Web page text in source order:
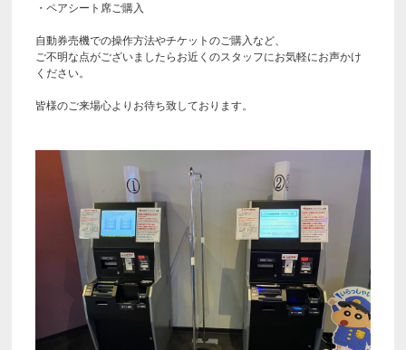
・ペアシート席ご購入
自動券売機での操作方法やチケットのご購入など、
ご不明な点がございましたらお近くのスタッフにお気軽にお声かけ
ください。
皆様のご来場心よりお待ち致しております。